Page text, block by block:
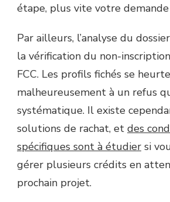
étape, plus vite votre demande
Par ailleurs, l’analyse du
la vérification du non-
FCC. Les profils fichés se
malheureusement à un refus
systématique. Il existe
solutions de rachat, et des
spécifiques sont à étudier si
gérer plusieurs crédits en
prochain projet.